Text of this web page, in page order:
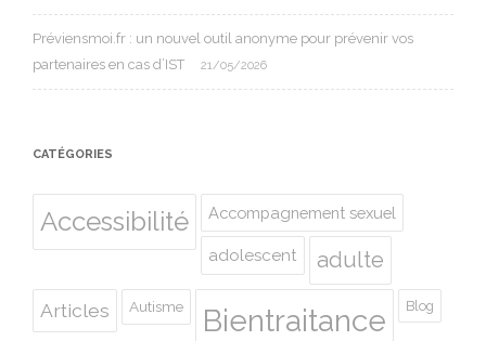
Préviensmoi.fr : un nouvel outil anonyme pour prévenir vos
partenaires en cas d’IST
21/05/2026
CATÉGORIES
Accessibilité Accompagnement sexuel
adolescent adulte
Articles Autisme Bientraitance Blog